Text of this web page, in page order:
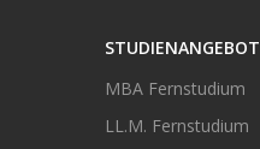
STUDIENANGEBOT
MBA Fernstudium
LL.M. Fernstudium